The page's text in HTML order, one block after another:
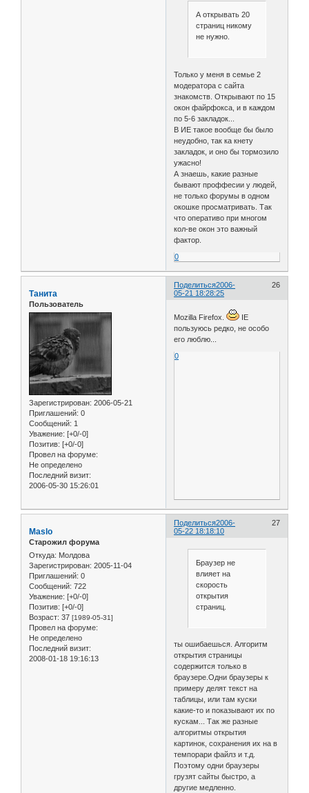
А открывать 20
страниц никому
не нужно.
Только у меня в семье 2
модератора с сайта
знакомств. Открывают по 15
окон файрфокса, и в каждом
по 5-6 закладок...
В ИЕ такое вообще бы было
неудобно, так ка кнету
закладок, и оно бы тормозило
ужасно!
А знаешь, какие разные
бывают проффесии у людей,
не только форумы в одном
окошке просматривать. Так
что оперативо при многом
кол-ве окон это важный
фактор.
0
Поделиться 26
2006-
05-21 18:28:25
Танита
Пользователь
Зарегистрирован: 2006-05-21
Приглашений: 0
Сообщений: 1
Уважение: [+0/-0]
Позитив: [+0/-0]
Провел на форуме:
Не определено
Последний визит:
2006-05-30 15:26:01
Mozilla Firefox.
IE
пользуюсь редко, не особо
его люблю...
0
Поделиться 27
2006-
05-22 18:18:10
Maslo
Старожил форума
Откуда: Молдова
Зарегистрирован: 2005-11-04
Приглашений: 0
Сообщений: 722
Уважение: [+0/-0]
Позитив: [+0/-0]
Возраст: 37 [1989-05-31]
Провел на форуме:
Не определено
Последний визит:
2008-01-18 19:16:13
Браузер не
влияет на
скорость
открытия
страниц.
ты ошибаешься. Алгоритм
открытия страницы
содержится только в
браузере.Одни браузеры к
примеру делят текст на
таблицы, или там куски
какие-то и показывают их по
кускам... Так же разные
алгоритмы открытия
картинок, сохранения их на в
темпорари файлз и т.д.
Поэтому одни браузеры
грузят сайты быстро, а
другие медленно.